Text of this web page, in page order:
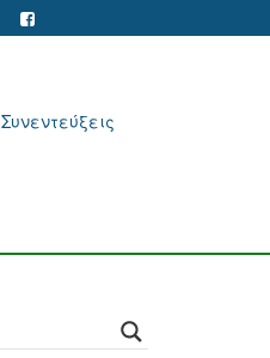
Συνεντεύξεις